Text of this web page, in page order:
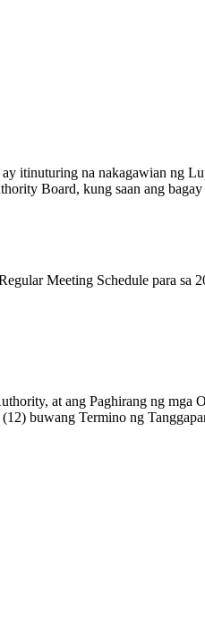
itinuturing na nakagawian ng
Board, kung saan ang
Meeting Schedule para sa
at ang Paghirang ng
buwang Termino ng